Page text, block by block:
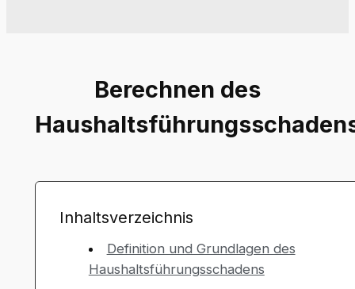
Berechnen des
Inhaltsverzeichnis
Definition und Grundlagen des
Haushaltsführungsschadens